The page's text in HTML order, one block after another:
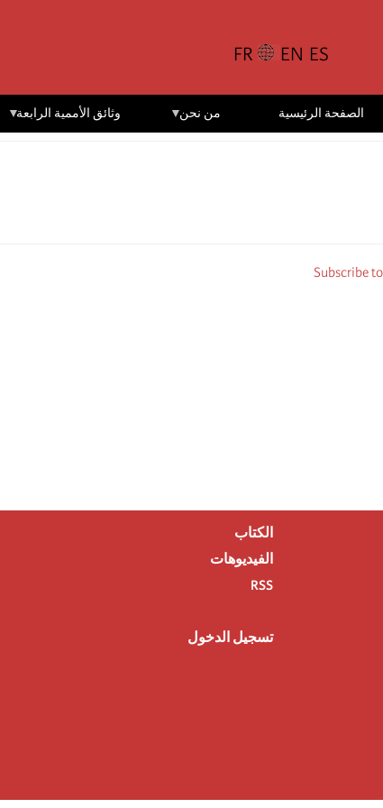
الصفحة الرئيسية من نحن وثائق الأممية الرابعة
Subscribe to
الكتاب
الفيديوهات
RSS
تسجيل الدخول